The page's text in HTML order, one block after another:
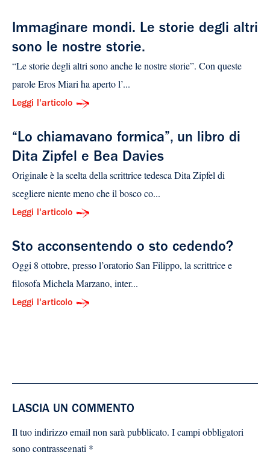
Immaginare mondi. Le storie degli altri
sono le nostre storie.
“Le storie degli altri sono anche le nostre storie”. Con queste
parole Eros Miari ha aperto l’...
Leggi l'articolo
“Lo chiamavano formica”, un libro di
Dita Zipfel e Bea Davies
Originale è la scelta della scrittrice tedesca Dita Zipfel di
scegliere niente meno che il bosco co...
Leggi l'articolo
Sto acconsentendo o sto cedendo?
Oggi 8 ottobre, presso l’oratorio San Filippo, la scrittrice e
filosofa Michela Marzano, inter...
Leggi l'articolo
LASCIA UN COMMENTO
Il tuo indirizzo email non sarà pubblicato. I campi obbligatori
sono contrassegnati *